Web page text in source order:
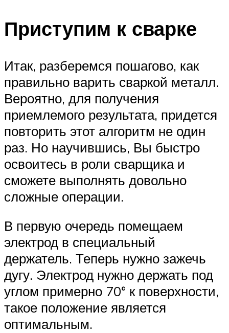
Приступим к сварке
Итак, разберемся пошагово, как
правильно варить сваркой металл.
Вероятно, для получения
приемлемого результата, придется
повторить этот алгоритм не один
раз. Но научившись, Вы быстро
освоитесь в роли сварщика и
сможете выполнять довольно
сложные операции.
В первую очередь помещаем
электрод в специальный
держатель. Теперь нужно зажечь
дугу. Электрод нужно держать под
углом примерно 70° к поверхности,
такое положение является
оптимальным.